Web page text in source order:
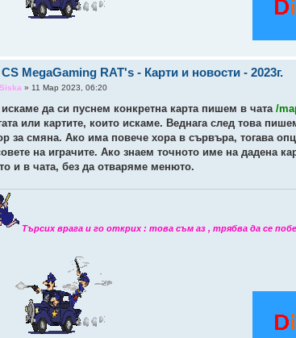
MegaGaming RAT's - Карти и новости - 2023г.
Siska » 11 Мар 2023, 06:20
да си пуснем конкретна карта пишем в чата/
или картите, които искаме. Веднага след това
за смяна. Ако има повече хора в сървъра, тогава
на играчите. Ако знаем точното име на дадена
и в чата, без да отваряме менюто.
Търсих врага и го открих : това съм аз , трябва да се